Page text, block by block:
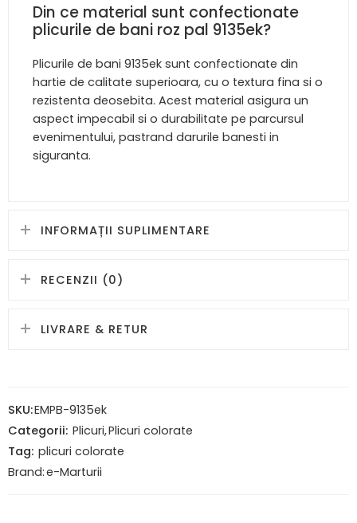
Din ce material sunt confectionate
plicurile de bani roz pal 9135ek?
Plicurile de bani 9135ek sunt confectionate din
hartie de calitate superioara, cu o textura fina si o
rezistenta deosebita. Acest material asigura un
aspect impecabil si o durabilitate pe parcursul
evenimentului, pastrand darurile banesti in
siguranta.
INFORMAȚII SUPLIMENTARE
RECENZII (0)
LIVRARE & RETUR
SKU:EMPB-9135ek
Categorii: Plicuri,Plicuri colorate
Tag: plicuri colorate
Brand:e-Marturii